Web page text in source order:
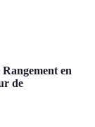
en
de